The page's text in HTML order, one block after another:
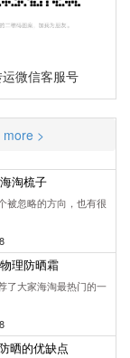
微信客服号
more >
淘梳子
被忽略的方向，也有很
理防晒霜
了大家海淘最热门的一
晒的优缺点